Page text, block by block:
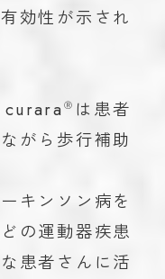
効性が示され
curara Ⓡ は患者
がら歩行補助
キンソン病を
の運動器疾患
患者さんに活